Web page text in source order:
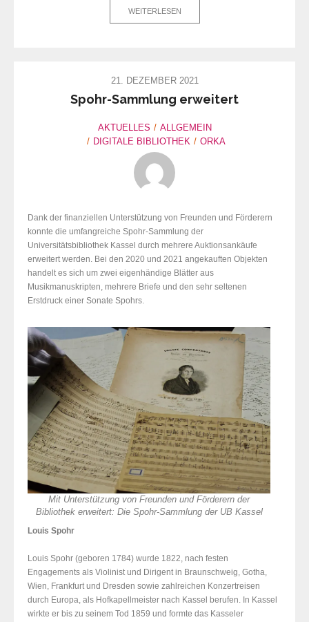
WEITERLESEN
21. DEZEMBER 2021
Spohr-Sammlung erweitert
AKTUELLES
ALLGEMEIN
DIGITALE BIBLIOTHEK
ORKA
Dank der finanziellen Unterstützung von Freunden und Förderern
konnte die umfangreiche Spohr-Sammlung der
Universitätsbibliothek Kassel durch mehrere Auktionsankäufe
erweitert werden. Bei den 2020 und 2021 angekauften Objekten
handelt es sich um zwei eigenhändige Blätter aus
Musikmanuskripten, mehrere Briefe und den sehr seltenen
Erstdruck einer Sonate Spohrs.
Mit Unterstützung von Freunden und Förderern der
Bibliothek erweitert: Die Spohr-Sammlung der UB Kassel
Louis Spohr
Louis Spohr (geboren 1784) wurde 1822, nach festen
Engagements als Violinist und Dirigent in Braunschweig, Gotha,
Wien, Frankfurt und Dresden sowie zahlreichen Konzertreisen
durch Europa, als Hofkapellmeister nach Kassel berufen. In Kassel
wirkte er bis zu seinem Tod 1859 und formte das Kasseler